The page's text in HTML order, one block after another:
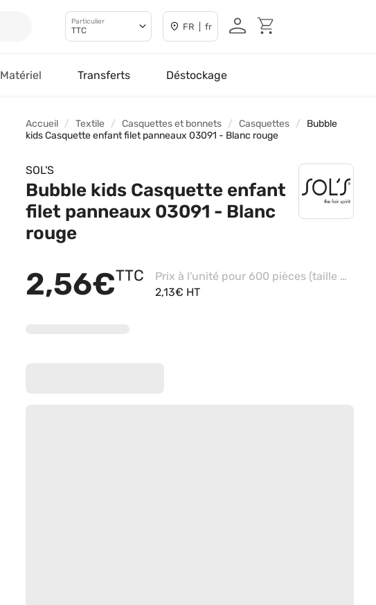
Particulier
TTC FR | fr
Matériel Transferts Déstockage
Accueil Textile Casquettes et bonnets Casquettes
Bubble
kids Casquette enfant filet panneaux 03091 - Blanc rouge
SOL'S
Bubble kids Casquette enfant
filet panneaux 03091 - Blanc
rouge
2,56€TTC
Prix à l'unité pour 600 pièces (taille unique - Blanc)
2,13€ HT